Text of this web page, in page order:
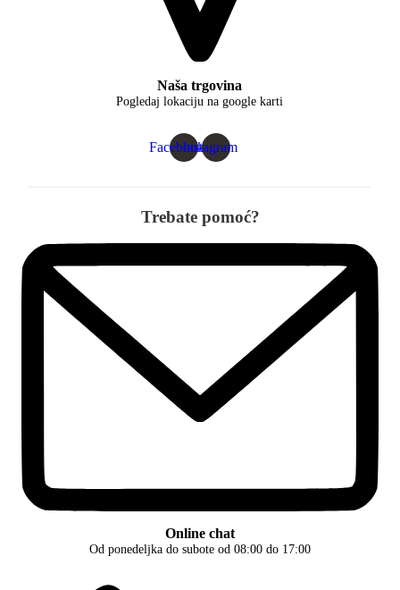
Naša trgovina
Pogledaj lokaciju na google karti
FacebookInstagram
Trebate pomoć?
Online chat
Od ponedeljka do subote od 08:00 do 17:00